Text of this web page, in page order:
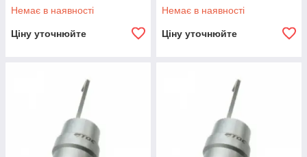
Немає в наявності
Ціну уточнюйте
Немає в наявності
Ціну уточнюйте